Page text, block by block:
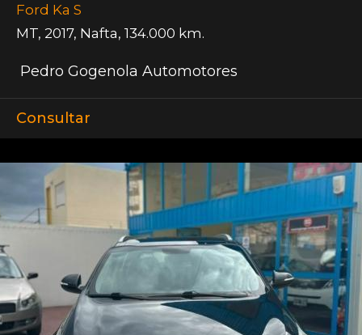
Ford Ka S
MT, 2017, Nafta, 134.000 km.
Pedro Gogenola Automotores
Consultar